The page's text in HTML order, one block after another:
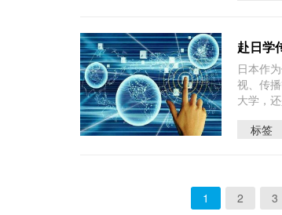
赴日学
日本作
视、传
大学，
标签
1 2 3